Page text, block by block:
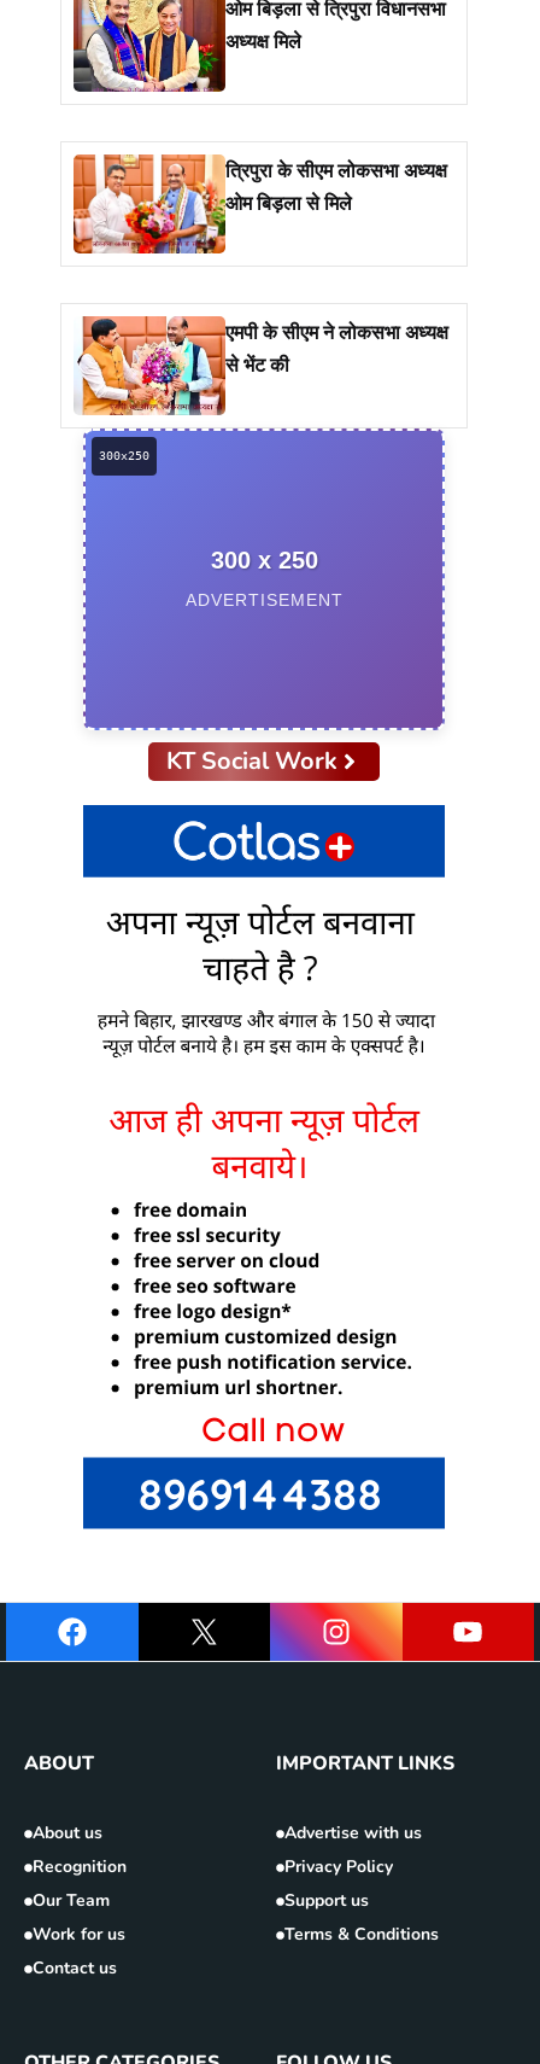
ओम बिड़ला से त्रिपुरा विधानसभा
अध्यक्ष मिले
त्रिपुरा के सीएम लोकसभा अध्यक्ष
ओम बिड़ला से मिले
एमपी के सीएम ने लोकसभा अध्यक्ष
से भेंट की
300 x 250
ADVERTISEMENT
KT Social Work
ABOUT
About us
Recognition
Our Team
Work for us
Contact us
IMPORTANT LINKS
Advertise with us
Privacy Policy
Support us
Terms & Conditions